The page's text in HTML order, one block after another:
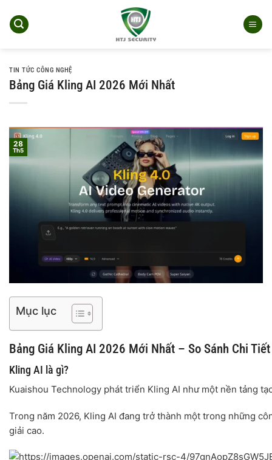
qua
TIN TỨC CÔNG NGHỆ
Bảng Giá Kling AI 2026 Mới Nhất
28
Th5
Mục lục
Bảng Giá Kling AI 2026 Mới Nhất – So Sánh Chi
Kling AI là gì?
Kuaishou Technology phát triển Kling AI như một nền tảng
Trong năm 2026, Kling AI đang trở thành một trong những
giải cao.